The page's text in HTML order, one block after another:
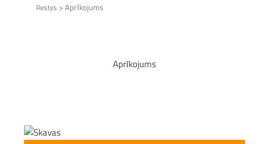
Restes >Aprīkojums
Aprīkojums